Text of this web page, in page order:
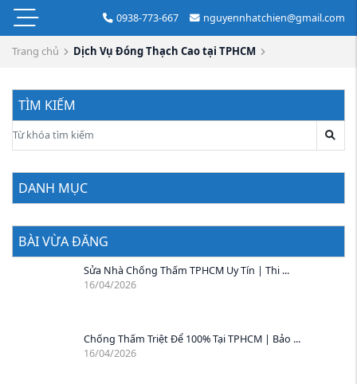
0938-773-667 nguyennhatchien@gmail.com
Trang chủ Dịch Vụ Đóng Thạch Cao tại TPHCM
TÌM KIẾM
DANH MỤC
BÀI VỪA ĐĂNG
Sửa Nhà Chống Thấm TPHCM Uy Tín | Thi ...
16/04/2026
Chống Thấm Triệt Để 100% Tại TPHCM | Bảo ...
16/04/2026